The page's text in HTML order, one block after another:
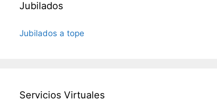
Jubilados
Jubilados a tope
Servicios Virtuales